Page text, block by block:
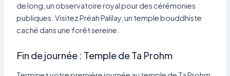
de long, un observatoire royal pour des cérémonies
publiques. Visitez Préah Palilay, un temple bouddhiste
caché dans une forêt sereine.
Fin de journée : Temple de Ta Prohm